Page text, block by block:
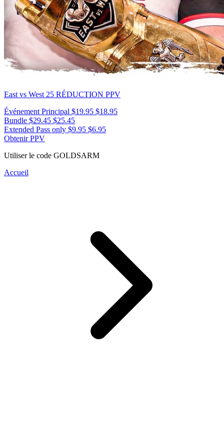
East vs West 25 RÉDUCTION PPV
Événement Principal $19.95 $18.95
Bundle $29.45 $25.45
Extended Pass only $9.95 $6.95
Obtenir PPV
Utiliser le code GOLDSARM
Accueil